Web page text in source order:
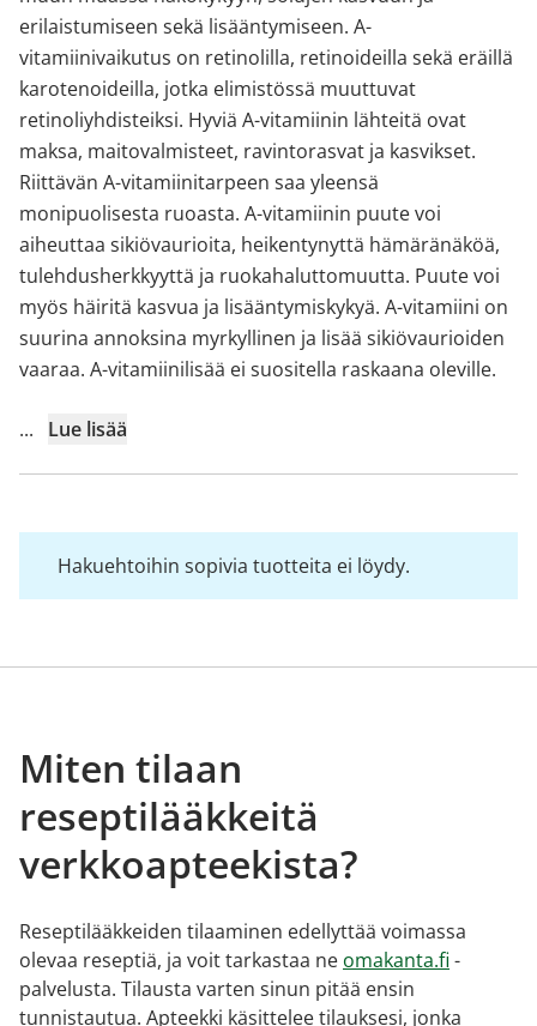
erilaistumiseen sekä lisääntymiseen. A-
vitamiinivaikutus on retinolilla, retinoideilla sekä eräillä
karotenoideilla, jotka elimistössä muuttuvat
retinoliyhdisteiksi. Hyviä A-vitamiinin lähteitä ovat
maksa, maitovalmisteet, ravintorasvat ja kasvikset.
Riittävän A-vitamiinitarpeen saa yleensä
monipuolisesta ruoasta. A-vitamiinin puute voi
aiheuttaa sikiövaurioita, heikentynyttä hämäränäköä,
tulehdusherkkyyttä ja ruokahaluttomuutta. Puute voi
myös häiritä kasvua ja lisääntymiskykyä. A-vitamiini on
suurina annoksina myrkyllinen ja lisää sikiövaurioiden
vaaraa. A-vitamiinilisää ei suositella raskaana oleville.
... Lue lisää
Hakuehtoihin sopivia tuotteita ei löydy.
Miten tilaan
reseptilääkkeitä
verkkoapteekista?
Reseptilääkkeiden tilaaminen edellyttää voimassa
olevaa reseptiä, ja voit tarkastaa ne omakanta.fi -
palvelusta. Tilausta varten sinun pitää ensin
tunnistautua. Apteekki käsittelee tilauksesi, jonka